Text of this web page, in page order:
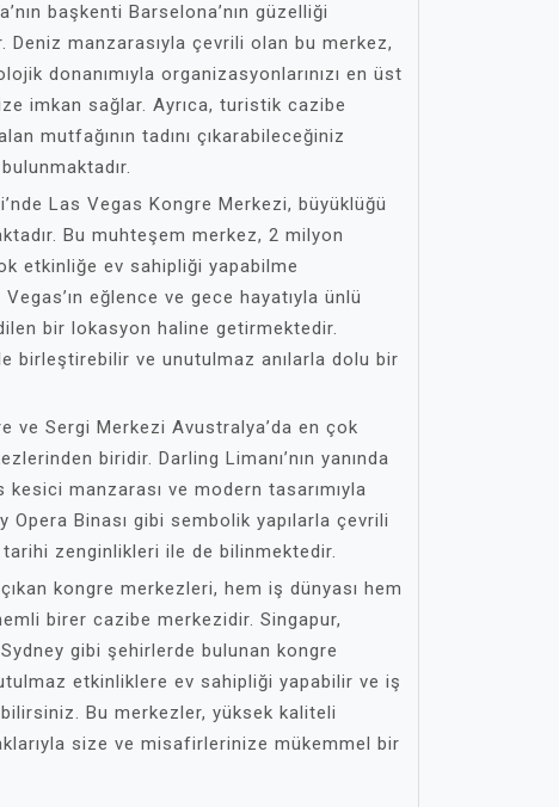
başkenti Barselona’nın güzelliği
Deniz manzarasıyla çevrili olan bu merkez,
donanımıyla organizasyonlarınızı en üst
imkan sağlar. Ayrıca, turistik cazibe
mutfağının tadını çıkarabileceğiniz
Las Vegas Kongre Merkezi, büyüklüğü
Bu muhteşem merkez, 2 milyon
etkinliğe ev sahipliği yapabilme
eğlence ve gece hayatıyla ünlü
bir lokasyon haline getirmektedir.
birleştirebilir ve unutulmaz anılarla dolu bir
ve Sergi Merkezi Avustralya’da en çok
biridir. Darling Limanı’nın yanında
manzarası ve modern tasarımıyla
Opera Binası gibi sembolik yapılarla çevrili
zenginlikleri ile de bilinmektedir.
kongre merkezleri, hem iş dünyası hem
birer cazibe merkezidir. Singapur,
gibi şehirlerde bulunan kongre
etkinliklere ev sahipliği yapabilir ve iş
Bu merkezler, yüksek kaliteli
size ve misafirlerinize mükemmel bir